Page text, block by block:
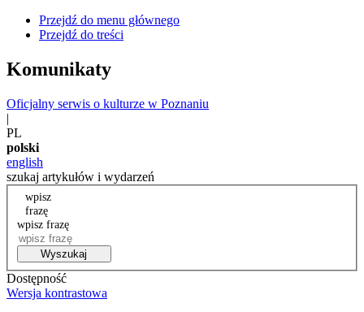
Przejdź do menu głównego
Przejdź do treści
Komunikaty
Oficjalny serwis o kulturze w Poznaniu
|
PL
polski
english
szukaj artykułów i wydarzeń
wpisz
frazę
wpisz frazę
Wyszukaj
Dostępność
Wersja kontrastowa